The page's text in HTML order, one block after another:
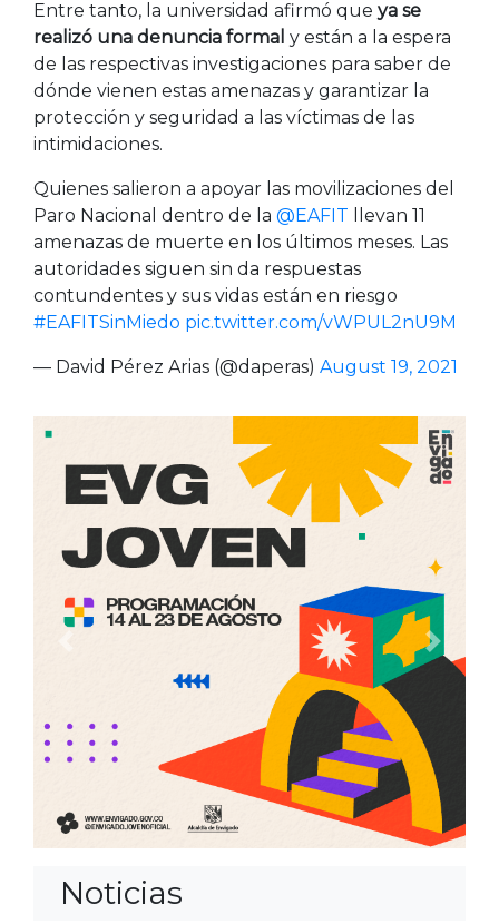
Entre tanto, la universidad afirmó que ya se
realizó una denuncia formal y están a la espera
de las respectivas investigaciones para saber de
dónde vienen estas amenazas y garantizar la
protección y seguridad a las víctimas de las
intimidaciones.
Quienes salieron a apoyar las movilizaciones del
Paro Nacional dentro de la @EAFIT llevan 11
amenazas de muerte en los últimos meses. Las
autoridades siguen sin da respuestas
contundentes y sus vidas están en riesgo
#EAFITSinMiedo pic.twitter.com/vWPUL2nU9M
— David Pérez Arias (@daperas) August 19, 2021
Noticias